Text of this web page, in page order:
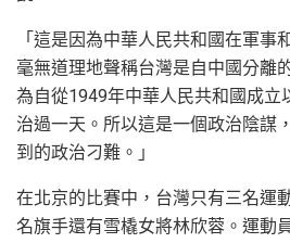
「這是因為中華人民共和國在軍事
毫無道理地聲稱台灣是自中國分離
為自從1949年中華人民共和國成立
治過一天。所以這是一個政治陰謀
到的政治刁難。」
在北京的比賽中，台灣只有三名運
名旗手還有雪橇女將林欣蓉。運動